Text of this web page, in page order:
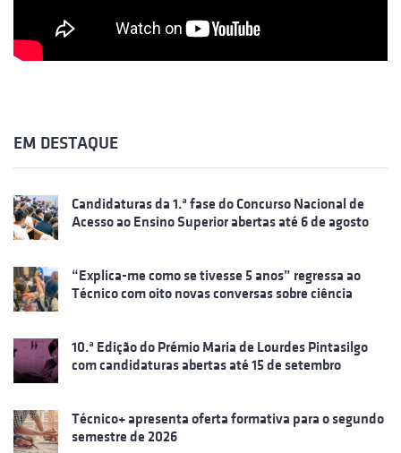
EM DESTAQUE
Candidaturas da 1.ª fase do Concurso Nacional de
Acesso ao Ensino Superior abertas até 6 de agosto
“Explica-me como se tivesse 5 anos” regressa ao
Técnico com oito novas conversas sobre ciência
10.ª Edição do Prémio Maria de Lourdes Pintasilgo
com candidaturas abertas até 15 de setembro
Técnico+ apresenta oferta formativa para o segundo
semestre de 2026